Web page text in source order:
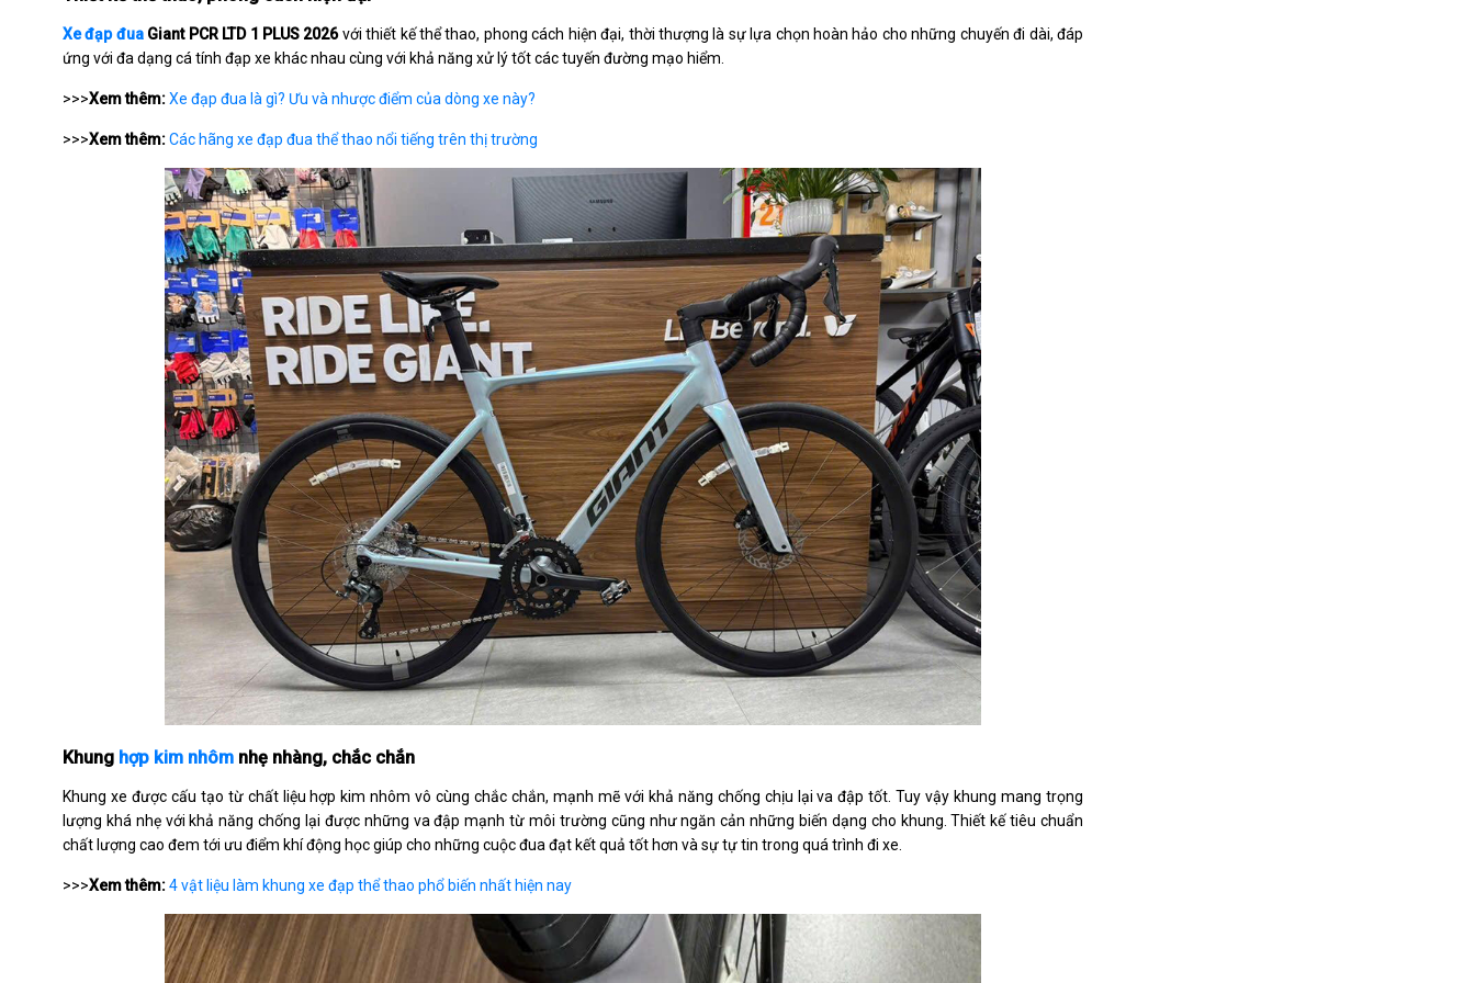
Xe đạp đuaGiant PCR LTD 1 PLUS 2026với thiết kế thể thao, phong cách hiện đại, thời thượng là sự lựa chọn hoàn hảo cho những chuyến đi dài, đáp
ứng với đa dạng cá tính đạp xe khác nhau cùng với khả năng xử lý tốt các tuyến đường mạo hiểm.
>>>Xem thêm:Xe đạp đua là gì? Ưu và nhược điểm của dòng xe này?
>>>Xem thêm:Các hãng xe đạp đua thể thao nổi tiếng trên thị trường
Khung hợp kim nhôm nhẹ nhàng, chắc chắn
Khung xe được cấu tạo từ chất liệu hợp kim nhôm vô cùng chắc chắn, mạnh mẽ với khả năng chống chịu lại va đập tốt. Tuy vậy khung mang trọng
lượng khá nhẹ với khả năng chống lại được những va đập mạnh từ môi trường cũng như ngăn cản những biến dạng cho khung. Thiết kế tiêu chuẩn
chất lượng cao đem tới ưu điểm khí động học giúp cho những cuộc đua đạt kết quả tốt hơn và sự tự tin trong quá trình đi xe.
>>>Xem thêm:4 vật liệu làm khung xe đạp thể thao phổ biến nhất hiện nay